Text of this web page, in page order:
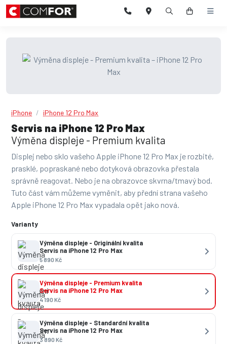
iPhone iPhone 12 Pro Max
Servis na iPhone 12 Pro Max
Výměna displeje - Premium kvalita
Displej nebo sklo vašeho Apple iPhone 12 Pro Max je rozbité,
prasklé, popraskané nebo dotyková obrazovka přestala
správně reagovat. Nebo je na obrazovce skvrna/tmavý bod.
Tuto část vám můžeme vyměnit, aby přední strana vašeho
Apple iPhone 12 Pro Max vypadala opět jako nová.
Varianty
Výměna displeje - Originální kvalita
Servis na iPhone 12 Pro Max
5 890 Kč
Výměna displeje - Premium kvalita
Servis na iPhone 12 Pro Max
4 190 Kč
Výměna displeje - Standardní kvalita
Servis na iPhone 12 Pro Max
3 890 Kč